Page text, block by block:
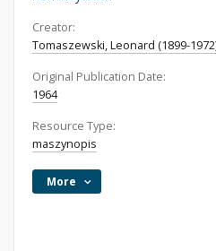
Creator:
Tomaszewski, Leonard (1899-
Original Publication Date:
1964
Resource Type:
maszynopis
More